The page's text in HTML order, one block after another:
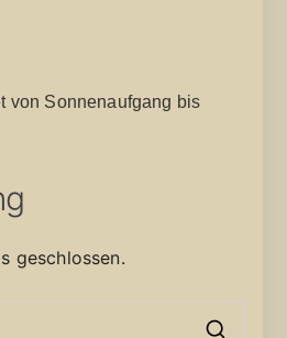
von Sonnenaufgang bis
geschlossen.